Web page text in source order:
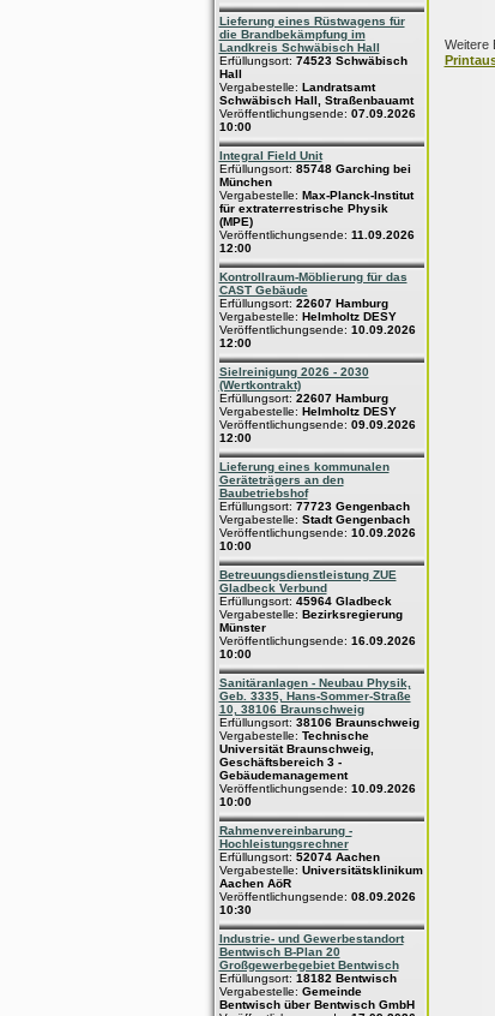
Lieferung eines Rüstwagens für
die Brandbekämpfung im
Landkreis Schwäbisch Hall
Erfüllungsort: 74523 Schwäbisch
Hall
Vergabestelle: Landratsamt
Schwäbisch Hall, Straßenbauamt
Veröffentlichungsende: 07.09.2026
10:00
Integral Field Unit
Erfüllungsort: 85748 Garching bei
München
Vergabestelle: Max-Planck-Institut
für extraterrestrische Physik
(MPE)
Veröffentlichungsende: 11.09.2026
12:00
Kontrollraum-Möblierung für das
CAST Gebäude
Erfüllungsort: 22607 Hamburg
Vergabestelle: Helmholtz DESY
Veröffentlichungsende: 10.09.2026
12:00
Sielreinigung 2026 - 2030
(Wertkontrakt)
Erfüllungsort: 22607 Hamburg
Vergabestelle: Helmholtz DESY
Veröffentlichungsende: 09.09.2026
12:00
Lieferung eines kommunalen
Geräteträgers an den
Baubetriebshof
Erfüllungsort: 77723 Gengenbach
Vergabestelle: Stadt Gengenbach
Veröffentlichungsende: 10.09.2026
10:00
Betreuungsdienstleistung ZUE
Gladbeck Verbund
Erfüllungsort: 45964 Gladbeck
Vergabestelle: Bezirksregierung
Münster
Veröffentlichungsende: 16.09.2026
10:00
Sanitäranlagen - Neubau Physik,
Geb. 3335, Hans-Sommer-Straße
10, 38106 Braunschweig
Erfüllungsort: 38106 Braunschweig
Vergabestelle: Technische
Universität Braunschweig,
Geschäftsbereich 3 -
Gebäudemanagement
Veröffentlichungsende: 10.09.2026
10:00
Rahmenvereinbarung -
Hochleistungsrechner
Erfüllungsort: 52074 Aachen
Vergabestelle: Universitätsklinikum
Aachen AöR
Veröffentlichungsende: 08.09.2026
10:30
Industrie- und Gewerbestandort
Bentwisch B-Plan 20
Großgewerbegebiet Bentwisch
Erfüllungsort: 18182 Bentwisch
Vergabestelle: Gemeinde
Bentwisch über Bentwisch GmbH
Weitere